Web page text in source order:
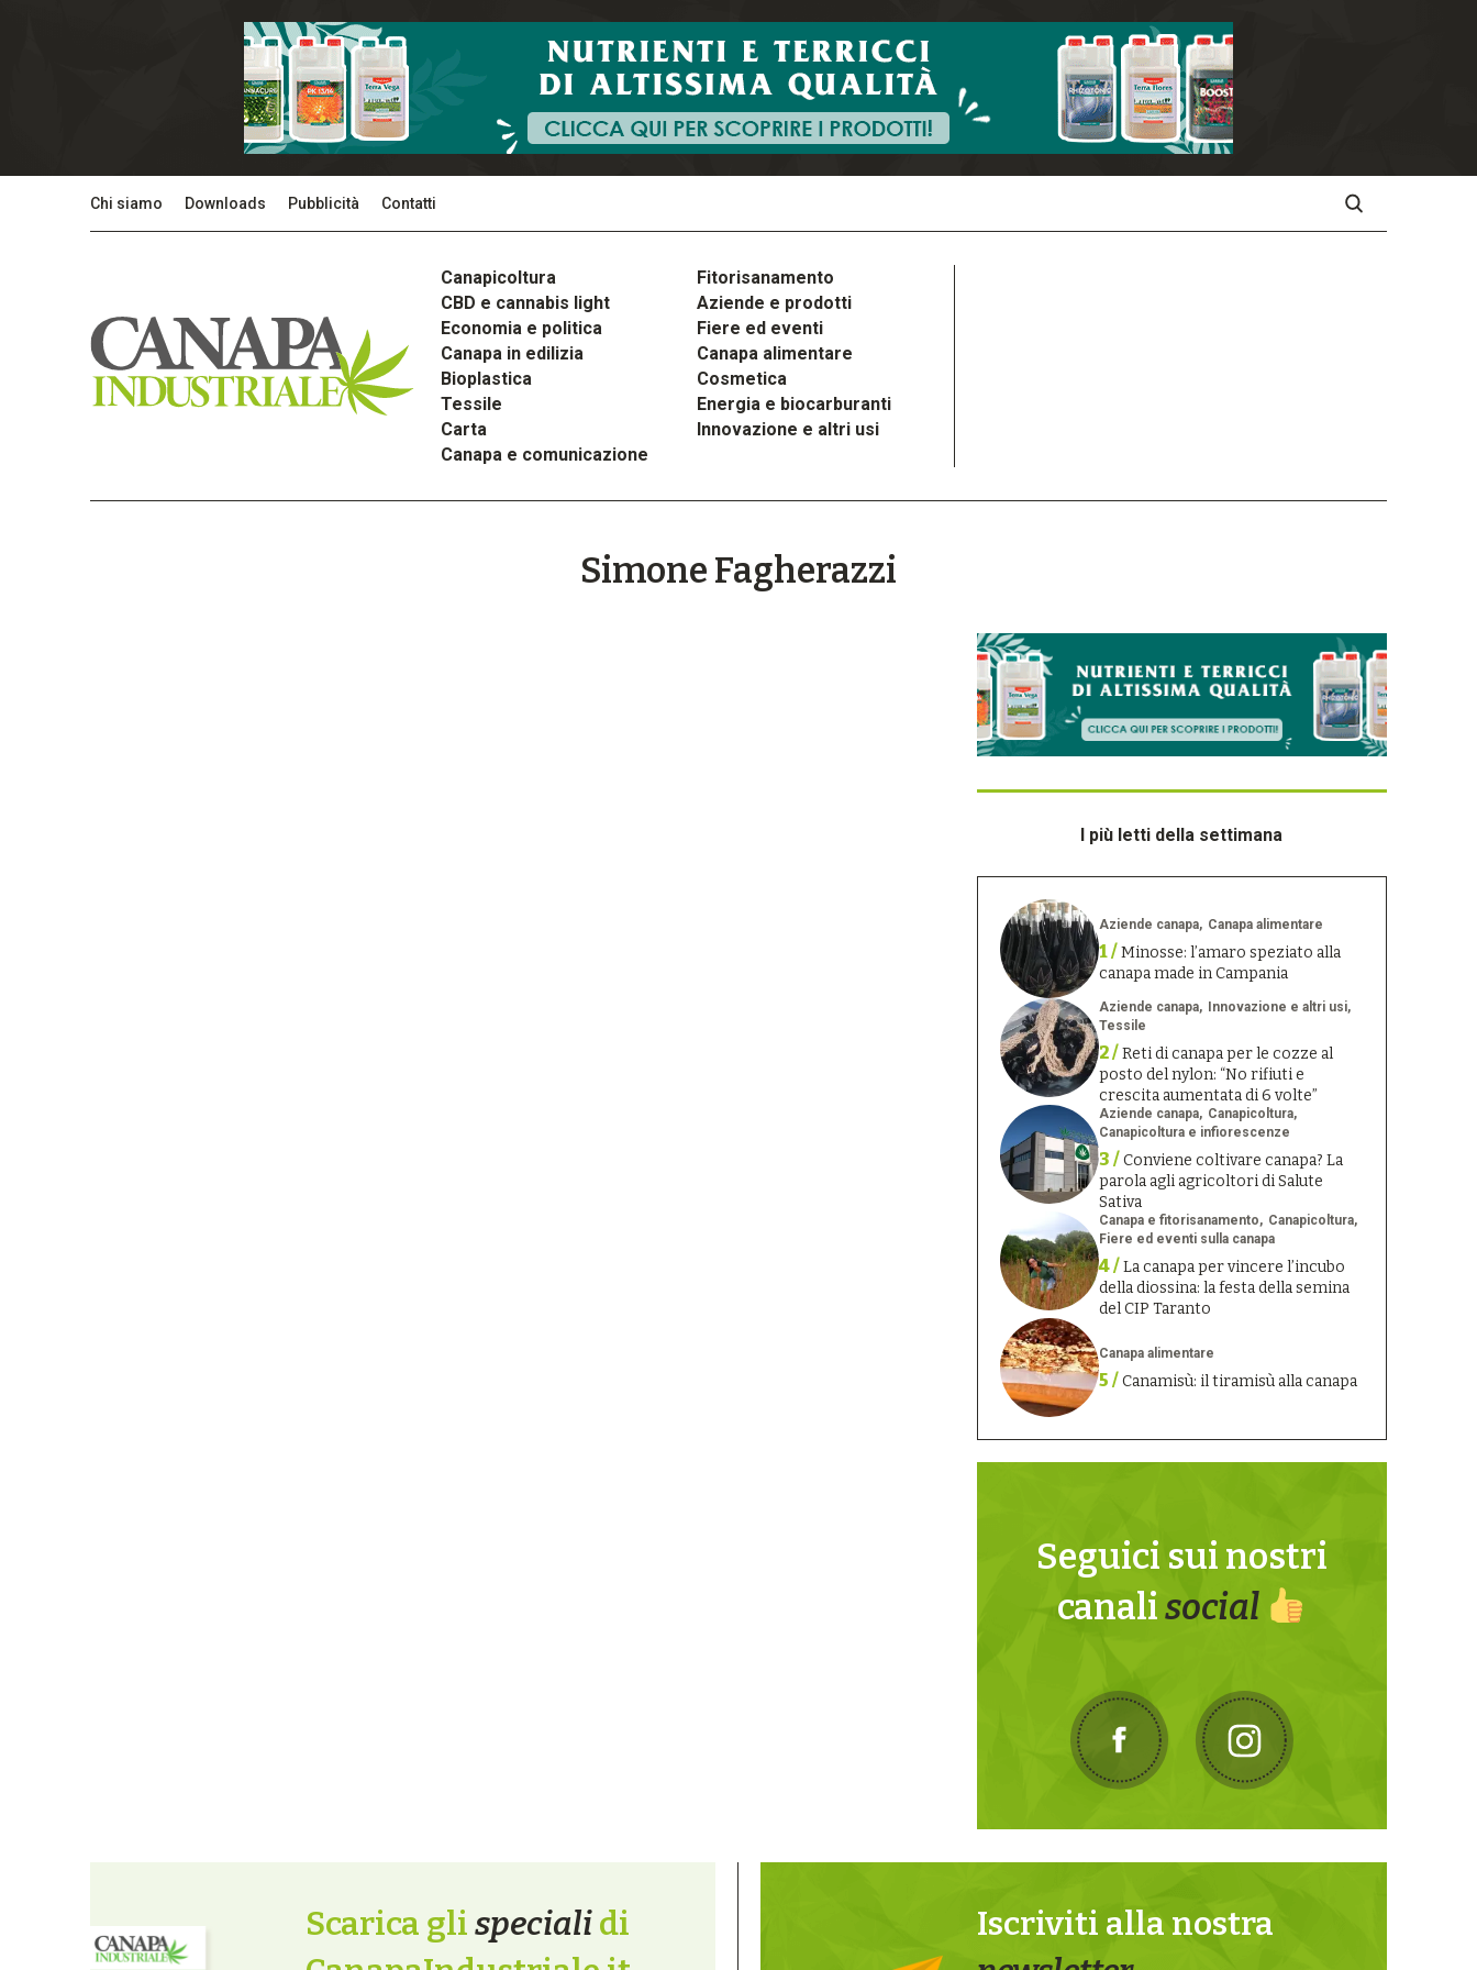
Chi siamo Downloads Pubblicità Contatti
Canapicoltura
Fitorisanamento
CBD e cannabis light
Aziende e prodotti
Economia e politica
Fiere ed eventi
Canapa in edilizia
Canapa alimentare
Bioplastica
Cosmetica
Tessile
Energia e biocarburanti
Carta
Innovazione e altri usi
Canapa e comunicazione
Simone Fagherazzi
I più letti della settimana
Aziende canapa Canapa alimentare
1 /Minosse: l’amaro speziato alla
canapa made in Campania
Aziende canapa
Innovazione e altri usi
Tessile
2 /Reti di canapa per le cozze al
posto del nylon: “No rifiuti e
crescita aumentata di 6 volte”
Aziende canapa
Canapicoltura
Canapicoltura e infiorescenze
3 /Conviene coltivare canapa? La
parola agli agricoltori di Salute
Sativa
Canapa e fitorisanamento
Canapicoltura
Fiere ed eventi sulla canapa
4 /La canapa per vincere l’incubo
della diossina: la festa della semina
del CIP Taranto
Canapa alimentare
5 /Canamisù: il tiramisù alla canapa
Seguici sui nostri
canalisocial
Scarica glispecialidi
Iscriviti alla nostra